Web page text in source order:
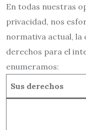
En todas nuestras
privacidad, nos
normativa actual, la
derechos para el
enumeramos:
Sus derechos